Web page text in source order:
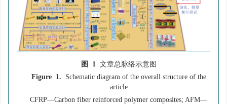
图 1
文章总脉络示意图
Figure 1.
Schematic diagram of the overall structure of the
article
CFRP—Carbon fiber reinforced polymer composites; AFM—